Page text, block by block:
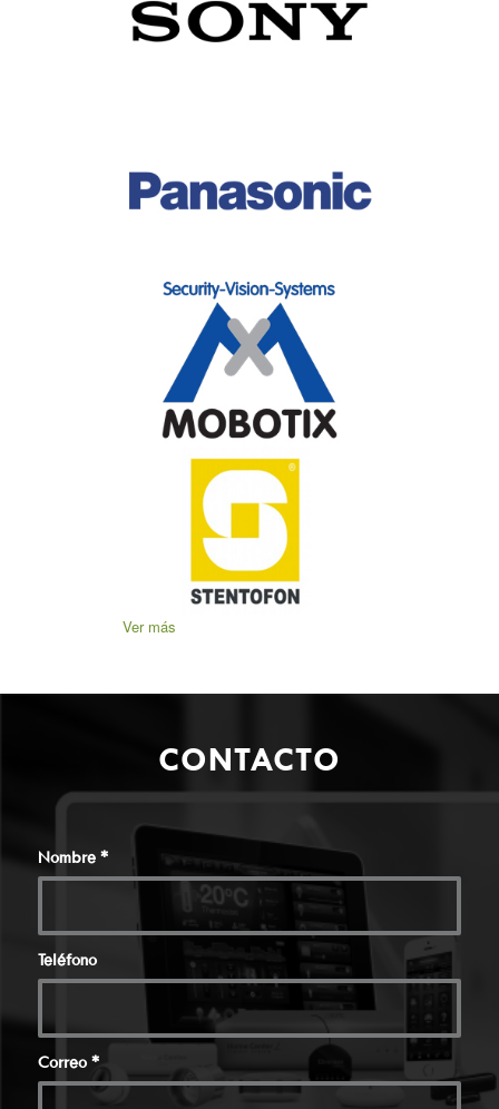
Ver más
CONTACTO
Nombre *
Teléfono
Correo *